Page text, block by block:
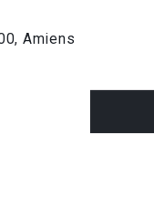
Amiens